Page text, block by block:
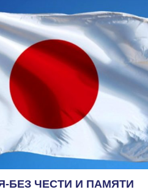
БЕЗ ЧЕСТИ И ПАМЯТИ